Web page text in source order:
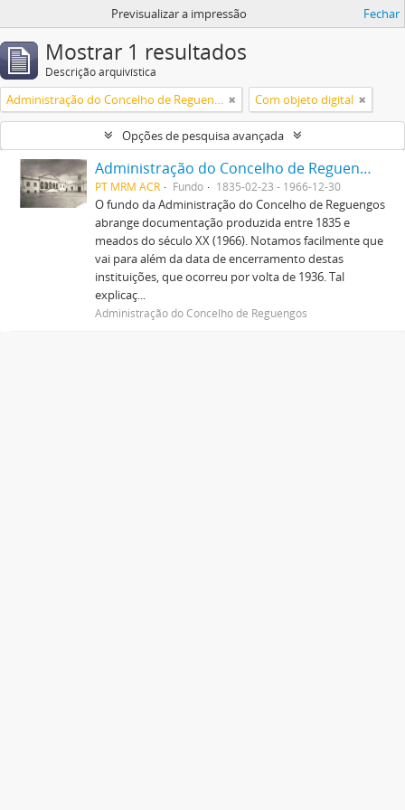
Previsualizar a impressão Fechar
Mostrar 1 resultados
Descrição arquivística
Administração do Concelho de Reguengos Com objeto digital
Opções de pesquisa avançada
Administração do Concelho de Reguengos
PT MRM ACR Fundo 1835-02-23 - 1966-12-30
O fundo da Administração do Concelho de Reguengos
abrange documentação produzida entre 1835 e
meados do século XX (1966). Notamos facilmente que
vai para além da data de encerramento destas
instituições, que ocorreu por volta de 1936. Tal
explicaç...
Administração do Concelho de Reguengos